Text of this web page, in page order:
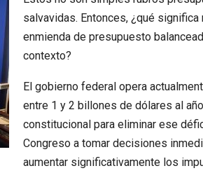
salvavidas. Entonces, ¿qué significa
enmienda de presupuesto
contexto?
El gobierno federal opera
entre 1 y 2 billones de dólares al
constitucional para eliminar ese
Congreso a tomar decisiones
aumentar significativamente los